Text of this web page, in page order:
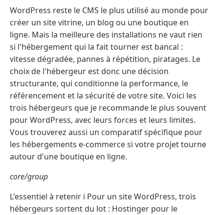
WordPress reste le CMS le plus utilisé au monde pour
créer un site vitrine, un blog ou une boutique en
ligne. Mais la meilleure des installations ne vaut rien
si l'hébergement qui la fait tourner est bancal :
vitesse dégradée, pannes à répétition, piratages. Le
choix de l'hébergeur est donc une décision
structurante, qui conditionne la performance, le
référencement et la sécurité de votre site. Voici les
trois hébergeurs que je recommande le plus souvent
pour WordPress, avec leurs forces et leurs limites.
Vous trouverez aussi un comparatif spécifique pour
les hébergements e-commerce si votre projet tourne
autour d'une boutique en ligne.
core/group
L'essentiel à retenir ℹ️ Pour un site WordPress, trois
hébergeurs sortent du lot : Hostinger pour le